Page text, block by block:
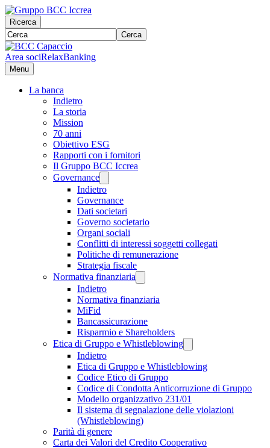
Ricerca
Cerca
Area sociRelaxBanking
Menu
La banca
Indietro
La storia
Mission
70 anni
Obiettivo ESG
Rapporti con i fornitori
Il Gruppo BCC Iccrea
Governance
Indietro
Governance
Dati societari
Governo societario
Organi sociali
Conflitti di interessi soggetti collegati
Politiche di remunerazione
Strategia fiscale
Normativa finanziaria
Indietro
Normativa finanziaria
MiFid
Bancassicurazione
Risparmio e Shareholders
Etica di Gruppo e Whistleblowing
Indietro
Etica di Gruppo e Whistleblowing
Codice Etico di Gruppo
Codice di Condotta Anticorruzione di Gruppo
Modello organizzativo 231/01
Il sistema di segnalazione delle violazioni
(Whistleblowing)
Parità di genere
Carta dei Valori del Credito Cooperativo